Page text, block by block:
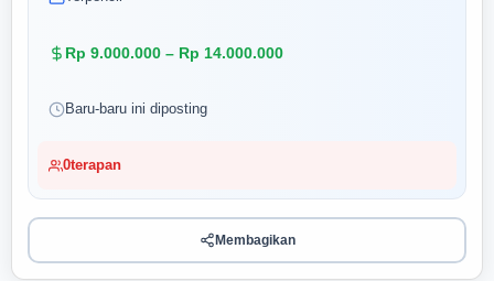
Rp 9.000.000 – Rp 14.000.000
Baru-baru ini diposting
0terapan
Membagikan